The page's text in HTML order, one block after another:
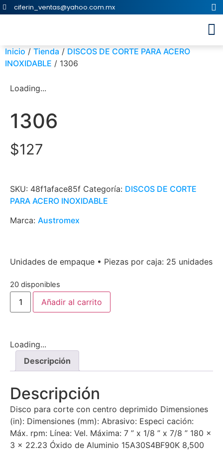
ciferin_ventas@yahoo.com.mx
Inicio / Tienda / DISCOS DE CORTE PARA ACERO
INOXIDABLE / 1306
Loading...
1306
$127
SKU: 48f1aface85f Categoría: DISCOS DE CORTE
PARA ACERO INOXIDABLE
Marca: Austromex
Unidades de empaque • Piezas por caja: 25 unidades
20 disponibles
Añadir al carrito
Loading...
Descripción
Descripción
Disco para corte con centro deprimido Dimensiones
(in): Dimensiones (mm): Abrasivo: Especi cación:
Máx. rpm: Línea: Vel. Máxima: 7 ” x 1/8 ” x 7/8 ” 180 x
3 x 22.23 Óxido de Aluminio 15A30S4BF90K 8,500